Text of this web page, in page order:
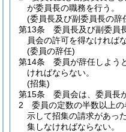
が委員長の職務を行う。
(委員長及び副委員長の辞
第13条
委員長及び副委員
員会の許可を得なければ
(委員の辞任)
第14条
委員が辞任しよう
ければならない。
(招集)
第15条
委員会は、委員長
2
委員の定数の半数以上
示して招集の請求があっ
集しなければならない。